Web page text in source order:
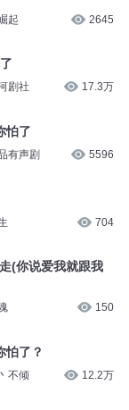
起 2645
剧社 17.3万
怕了
有声剧 5596
704
(你说爱我就跟我
150
怕了？
不倾 12.2万